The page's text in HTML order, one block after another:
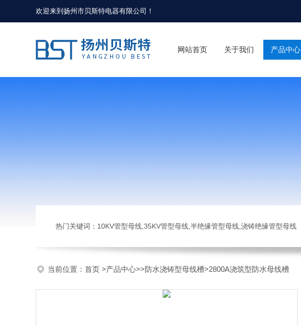
欢迎来到扬州市贝斯特电器有限公司 ！
网站首页 关于我们 产品中心
热门关键词：10KV管型母线,35KV管型母线,半绝缘管型母线,浇铸绝缘管型母线
当前位置： 首页 >产品中心>>防水浇铸型母线槽>2800A浇筑型防水母线槽